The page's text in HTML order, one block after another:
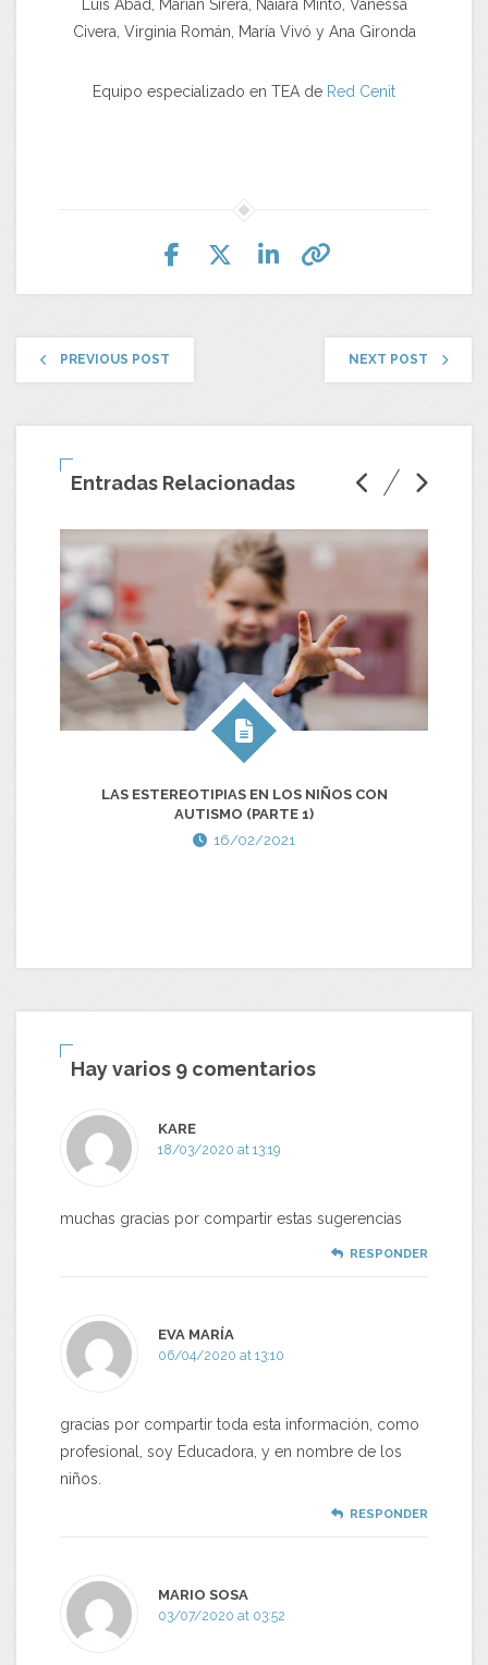
Luis Abad, Marian Sirera, Naiara Minto, Vanessa
Civera, Virginia Román, María Vivó y Ana Gironda
Equipo especializado en TEA de Red Cenit
PREVIOUS POST NEXT POST
Entradas Relacionadas
LAS ESTEREOTIPIAS EN LOS NIÑOS CON
AUTISMO (PARTE 1)
16/02/2021
Hay varios 9 comentarios
KARE
18/03/2020 at 13:19
muchas gracias por compartir estas sugerencias
RESPONDER
EVA MARÍA
06/04/2020 at 13:10
gracias por compartir toda esta información, como
profesional, soy Educadora, y en nombre de los
niños.
RESPONDER
MARIO SOSA
03/07/2020 at 03:52